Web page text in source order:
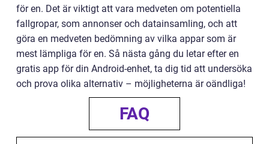
för en. Det är viktigt att vara medveten om potentiella
fallgropar, som annonser och datainsamling, och att
göra en medveten bedömning av vilka appar som är
mest lämpliga för en. Så nästa gång du letar efter en
gratis app för din Android-enhet, ta dig tid att undersöka
och prova olika alternativ – möjligheterna är oändliga!
FAQ